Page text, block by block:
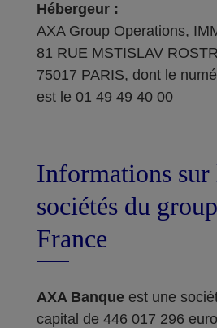
Hébergeur :
AXA Group Operations,
81 RUE MSTISLAV
75017 PARIS, dont le
est le 01 49 49 40 00
Informations sur
sociétés du
France
AXA Banque est une
capital de 446 017 296